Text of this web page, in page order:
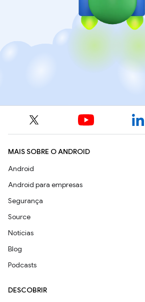
MAIS SOBRE O ANDROID
Android
Android para empresas
Segurança
Source
Notícias
Blog
Podcasts
DESCOBRIR